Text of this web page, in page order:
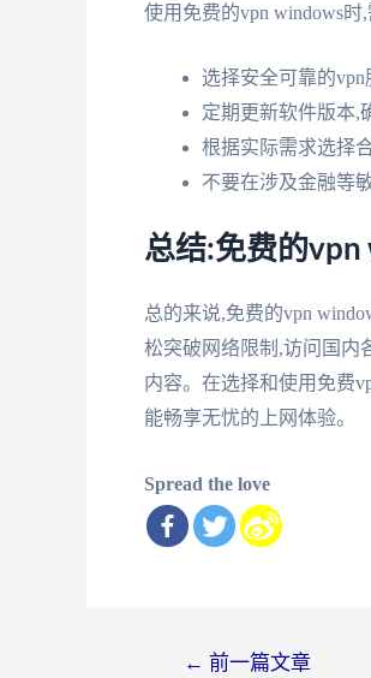
使用免费的vpn windows
选择安全可靠的vpn
定期更新软件版本,
根据实际需求选择
不要在涉及金融等
总结:免费的
总的来说,免费的vpn
松突破网络限制,访问国内
内容。在选择和使用免费
能畅享无忧的上网体验。
Spread the love
← 前一篇文章